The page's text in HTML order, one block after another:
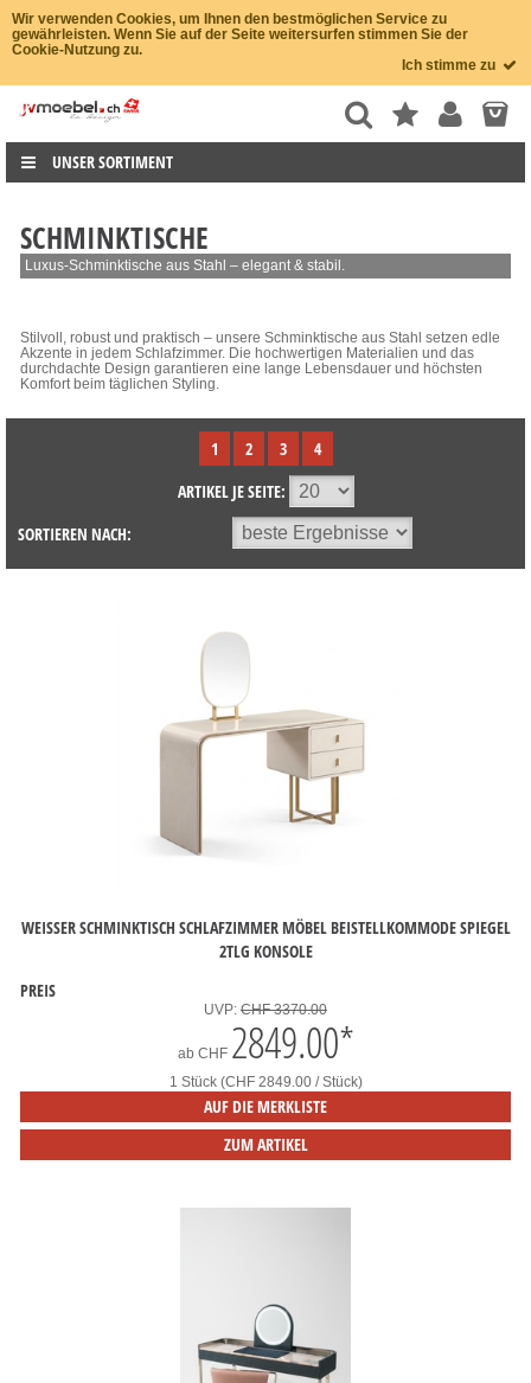
Wir verwenden Cookies, um Ihnen den bestmöglichen Service zu
gewährleisten. Wenn Sie auf der Seite weitersurfen stimmen Sie der
Cookie-Nutzung zu.
Ich stimme zu
UNSER SORTIMENT
SCHMINKTISCHE
Luxus-Schminktische aus Stahl – elegant & stabil.
Stilvoll, robust und praktisch – unsere Schminktische aus Stahl setzen edle
Akzente in jedem Schlafzimmer. Die hochwertigen Materialien und das
durchdachte Design garantieren eine lange Lebensdauer und höchsten
Komfort beim täglichen Styling.
1 2 3
4
ARTIKEL JE SEITE:
SORTIEREN NACH:
WEISSER SCHMINKTISCH SCHLAFZIMMER MÖBEL BEISTELLKOMMODE SPIEGEL 2
TLG KONSOLE
PREIS
UVP: CHF 3370.00
ab CHF 2849.00*
1 Stück (CHF 2849.00 / Stück)
AUF DIE MERKLISTE
ZUM ARTIKEL